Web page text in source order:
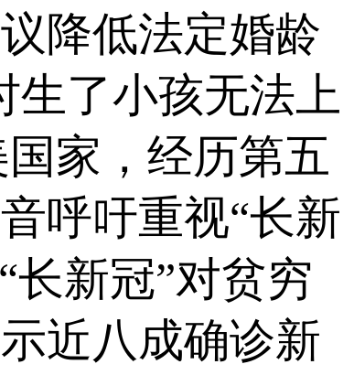
降低法定婚龄
生了小孩无法上
家，经历第五
呼吁重视“长新
长新冠”对贫穷
近八成确诊新